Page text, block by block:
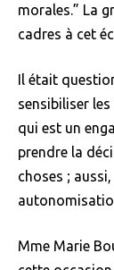
morales.” La
cadres à cet
Il était
sensibiliser
qui est un
prendre la
choses ;
Mme Marie